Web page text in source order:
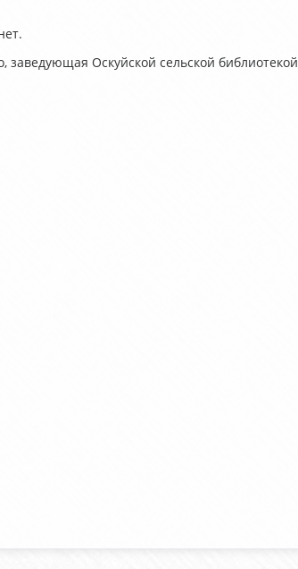
заведующая Оскуйской сельской библиотекой